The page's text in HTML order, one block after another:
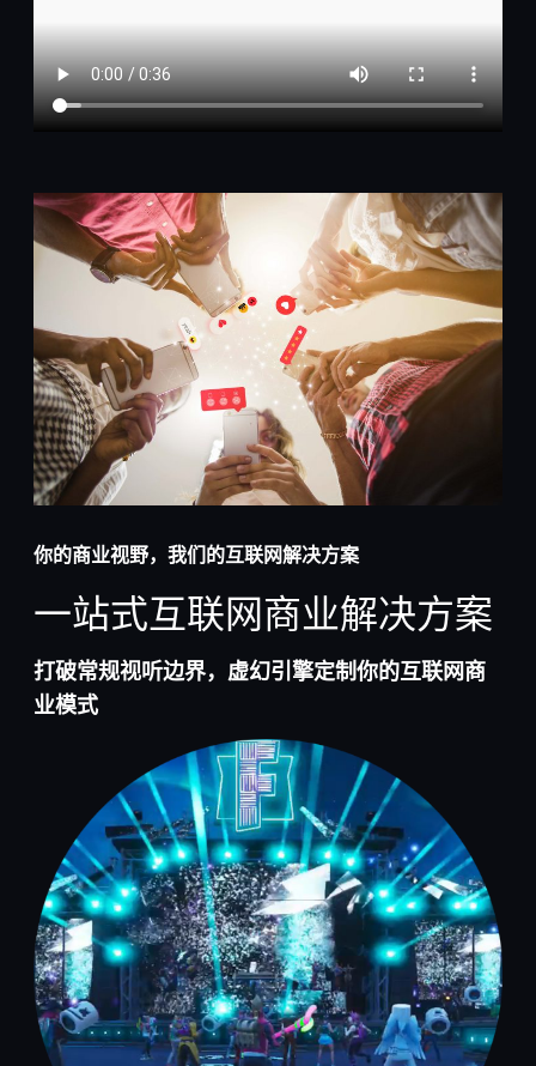
你的商业视野，我们的互联网解决方案
一站式互联网商业解决方案
打破常规视听边界，虚幻引擎定制你的互联网商
业模式